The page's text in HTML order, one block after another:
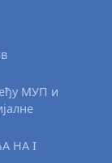
МУП и
НА I